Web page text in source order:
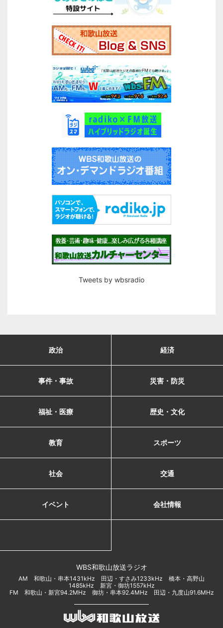
Tweets by wbsradio
政治 経済
事件・事故 災害・防災
福祉・医療 歴史・文化
教育 スポーツ
社会 交通
イベント 会社情報
WBS和歌山放送ラジオ
AM 和歌山・串本1431kHz 田辺・すさみ1233kHz 橋本・高野山
1485kHz 新宮・御坊1557kHz
FM 和歌山・新宮94.2MHz 御坊・串本92.4MHz 田辺・九度山91.6MHz